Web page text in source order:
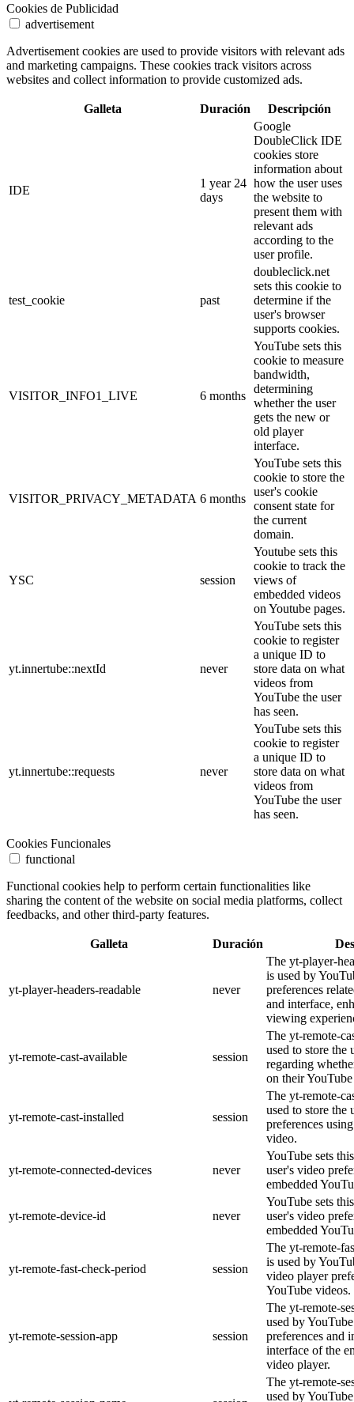
Cookies de Publicidad
advertisement
Advertisement cookies are used to provide visitors with relevant ads
and marketing campaigns. These cookies track visitors across
websites and collect information to provide customized ads.
Galleta Duración Descripción
IDE
1 year 24
days
Google
DoubleClick IDE
cookies store
information about
how the user uses
the website to
present them with
relevant ads
according to the
user profile.
test_cookie past
doubleclick.net
sets this cookie to
determine if the
user's browser
supports cookies.
VISITOR_INFO1_LIVE 6 months
YouTube sets this
cookie to measure
bandwidth,
determining
whether the user
gets the new or
old player
interface.
VISITOR_PRIVACY_METADATA 6 months
YouTube sets this
cookie to store the
user's cookie
consent state for
the current
domain.
YSC session
Youtube sets this
cookie to track the
views of
embedded videos
on Youtube pages.
yt.innertube::nextId never
YouTube sets this
cookie to register
a unique ID to
store data on what
videos from
YouTube the user
has seen.
yt.innertube::requests never
YouTube sets this
cookie to register
a unique ID to
store data on what
videos from
YouTube the user
has seen.
Cookies Funcionales
functional
Functional cookies help to perform certain functionalities like
sharing the content of the website on social media platforms, collect
feedbacks, and other third-party features.
Galleta Duración
yt-player-headers-readable never
The yt-player-
is used by
preferences
and interface,
viewing
yt-remote-cast-available session
The yt-remote-
used to store the
regarding
on their
yt-remote-cast-installed session
The yt-remote-
used to store the
preferences
video.
yt-remote-connected-devices never
YouTube sets
user's video
embedded
yt-remote-device-id never
YouTube sets
user's video
embedded
yt-remote-fast-check-period session
The yt-remote-
is used by
video player
YouTube videos.
yt-remote-session-app session
The yt-remote-
used by
preferences and
interface of the
video player.
The yt-remote-
used by